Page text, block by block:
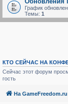
График
Темы: 1
КТО СЕЙЧАС НА
Сейчас этот форум
гость
На GameFreedom.ru